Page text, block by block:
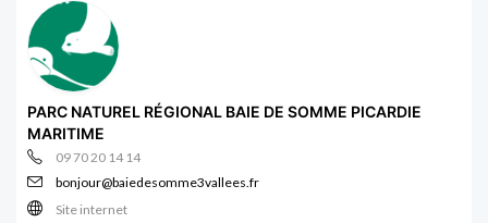
PARC NATUREL RÉGIONAL BAIE DE SOMME PICARDIE
MARITIME
09 70 20 14 14
bonjour@baiedesomme3vallees.fr
Site internet